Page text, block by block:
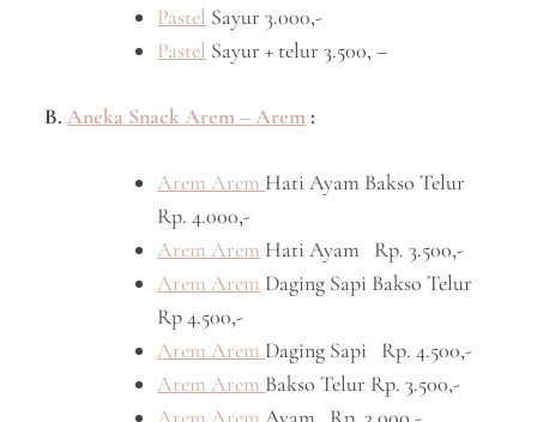
Pastel Sayur 3.000,-
Pastel Sayur + telur 3.500, –
B.Aneka Snack Arem – Arem :
Arem Arem Hati Ayam Bakso Telur
Rp. 4.000,-
Arem Arem Hati Ayam Rp. 3.500,-
Arem Arem Daging Sapi Bakso Telur
Rp 4.500,-
Arem Arem Daging Sapi Rp. 4.500,-
Arem Arem Bakso Telur Rp. 3.500,-